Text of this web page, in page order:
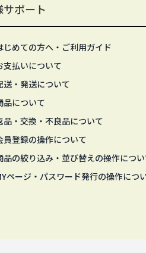
ポート
じめての方へ・ご利用ガイド
支払いについて
送・発送について
品について
品・交換・不良品について
員登録の操作について
品の絞り込み・並び替えの操作につ
ページ・パスワード発行の操作につ